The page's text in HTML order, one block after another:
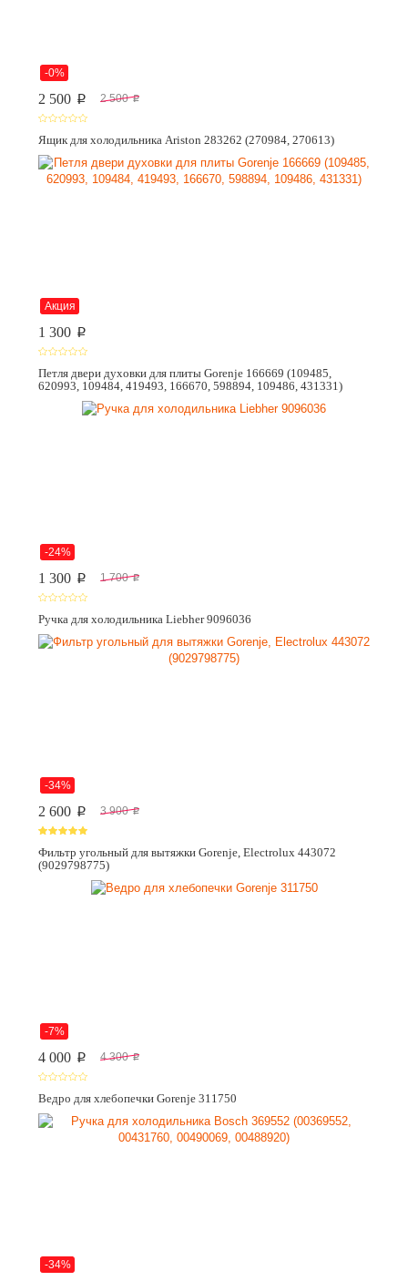
-0%
2 500 p 2 500 p
Ящик для холодильника Ariston 283262 (270984, 270613)
Акция
1 300 p
Петля двери духовки для плиты Gorenje 166669 (109485,
620993, 109484, 419493, 166670, 598894, 109486, 431331)
-24%
1 300 p 1 700 p
Ручка для холодильника Liebher 9096036
-34%
2 600 p 3 900 p
Фильтр угольный для вытяжки Gorenje, Electrolux 443072
(9029798775)
-7%
4 000 p 4 300 p
Ведро для хлебопечки Gorenje 311750
-34%